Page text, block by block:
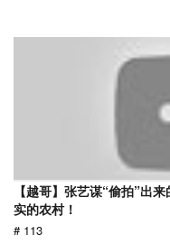
【越哥】张艺谋“偷拍”出
实的农村！
# 113